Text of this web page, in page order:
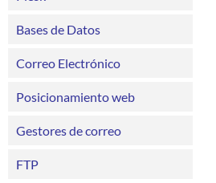
Bases de Datos
Correo Electrónico
Posicionamiento web
Gestores de correo
FTP